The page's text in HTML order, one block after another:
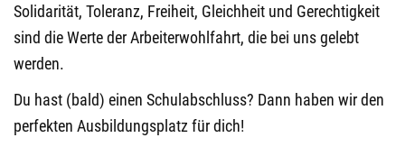
Solidarität, Toleranz, Freiheit, Gleichheit und Gerechtigkeit
sind die Werte der Arbeiterwohlfahrt, die bei uns gelebt
werden.
Du hast (bald) einen Schulabschluss? Dann haben wir den
perfekten Ausbildungsplatz für dich!